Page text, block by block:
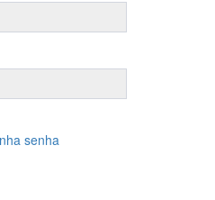
senha